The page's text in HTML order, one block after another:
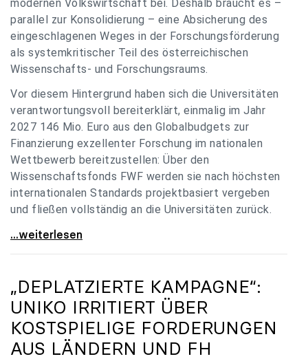
modernen Volkswirtschaft bei. Deshalb braucht es –
parallel zur Konsolidierung – eine Absicherung des
eingeschlagenen Weges in der Forschungsförderung
als systemkritischer Teil des österreichischen
Wissenschafts- und Forschungsraums.
Vor diesem Hintergrund haben sich die Universitäten
verantwortungsvoll bereiterklärt, einmalig im Jahr
2027 146 Mio. Euro aus den Globalbudgets zur
Finanzierung exzellenter Forschung im nationalen
Wettbewerb bereitzustellen: Über den
Wissenschaftsfonds FWF werden sie nach höchsten
internationalen Standards projektbasiert vergeben
und fließen vollständig an die Universitäten zurück.
Gemeinsam für einen starken Wissenschafts- und
...weiterlesen
„DEPLATZIERTE KAMPAGNE“:
UNIKO IRRITIERT ÜBER
KOSTSPIELIGE FORDERUNGEN
AUS LÄNDERN UND FH